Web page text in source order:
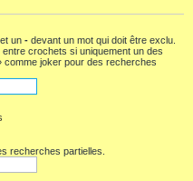
un - devant un mot qui doit être exclu.
entre crochets si uniquement un des
comme joker pour des recherches
recherches partielles.